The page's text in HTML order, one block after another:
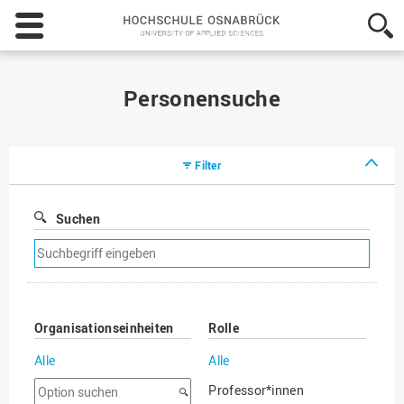
Hochschule
Osnabrück
-
Personensuche
Filter
Suchen
Suchfilter
entfernen
Organisationseinheiten
Alle
Option
Rolle
Alle
Professor*innen